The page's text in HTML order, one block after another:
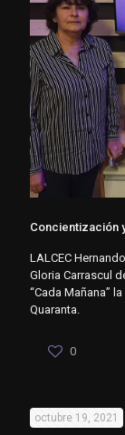
Concientización
LALCEC
Gloria Carrascul
“Cada Mañana”
Quaranta.
0
octubre 19, 2021